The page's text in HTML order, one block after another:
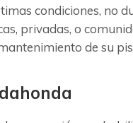
condiciones, no
privadas, o
de su